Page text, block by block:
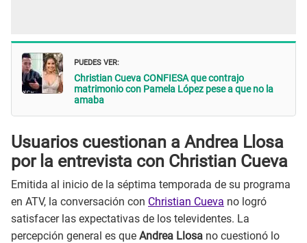
PUEDES VER:
Christian Cueva CONFIESA que contrajo
matrimonio con Pamela López pese a que no la
amaba
Usuarios cuestionan a Andrea Llosa
por la entrevista con Christian Cueva
Emitida al inicio de la séptima temporada de su programa
en ATV, la conversación con Christian Cueva no logró
satisfacer las expectativas de los televidentes. La
percepción general es que Andrea Llosa no cuestionó lo